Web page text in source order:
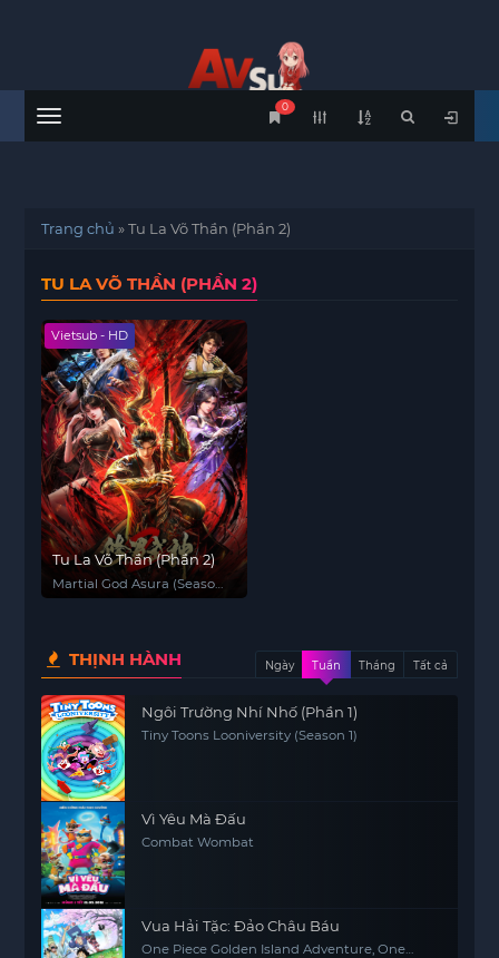
Menu
0
Trang chủ »Tu La Võ Thần (Phần 2)
TU LA VÕ THẦN (PHẦN 2)
Vietsub - HD
Tu La Võ Thần (Phần 2)
Martial God Asura (Season
THỊNH HÀNH Ngày Tuần Tháng Tất cả
Ngôi Trường Nhí Nhố (Phần 1)
Tiny Toons Looniversity (Season 1)
Vì Yêu Mà Đấu
Combat Wombat
Vua Hải Tặc: Đảo Châu Báu
One Piece Golden Island Adventure, One